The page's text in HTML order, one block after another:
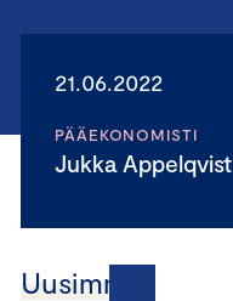
21.06.2022
PÄÄEKONOMISTI
Jukka Appelqvist
Uusimmat